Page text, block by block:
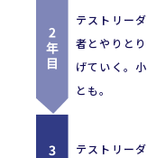
テストリー
者とやりと
げていく。
とも。
テストリー